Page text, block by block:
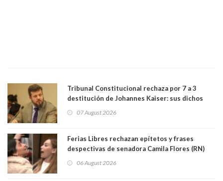
Tribunal Constitucional rechaza por 7 a 3
destitución de Johannes Kaiser: sus dichos
justicia constitucional porque no es diputado
07 August 2026
Ferias Libres rechazan epítetos y frases
despectivas de senadora Camila Flores (RN)
06 August 2026